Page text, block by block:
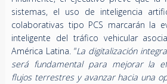
sistemas, el uso de inteligencia
colaborativas tipo PCS marcarán la
inteligente del tráfico vehicular
América Latina. “La digitalización
será fundamental para mejorar la
flujos terrestres y avanzar hacia una